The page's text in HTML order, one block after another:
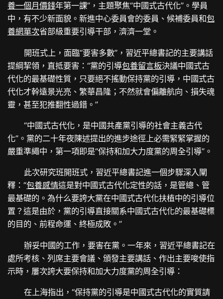
養一個月價錢年第一課”，主題聚焦“中國式古代化”。學員
中，有不少新面貌。新進中心委員會的委員、候補委員和包
養網單次省部級重要引導干部，濟濟一堂。
開班式上，面臨“要害多數”，習近平總書記的主要講話
提綱挈領，直抵要害：“黨的引導包養留言板決議中國式古
代化的最基礎性質，只要絕不搖動保持黨的引導，中國式古
代化才幹遠景光亮、繁華昌隆；不然就會偏離航向、損失魂
靈，甚至犯推翻性過錯。”
“中國式古代化，是中國共產黨引導的社會主義古代
化”。黨的二十年夜陳述提出的進步途徑上必需緊緊掌握的
嚴重準繩中，第一項即是“保持和加大力度黨的周全引導”。
此次研究班開班式，習近平總書記進一個步驟深入闡
釋：“包養感情這是對中國式古代化定性的話，是管總、管
最基礎的。為什么要誇大黨在中國式古代化扶植中的引導位
置？這是由於，黨的引導直接關系中國式古代化的最基礎標
的目的、前程命運、終極成敗。”
辦妥中國的工作，要害在黨。一年來，習近平總書記在
處所考核、列席主要會議、頒發主要講話、作出主要唆使指
示時，屢次誇大要保持和加大力度黨的周全引導：
在上海指出，“保持黨的引導是中國式古代化的實質請